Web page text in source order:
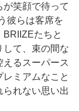
笑顔で待って
彼らは客席を
たちと
して、束の間な
るスーパース
ミアムなこと
れない思い出